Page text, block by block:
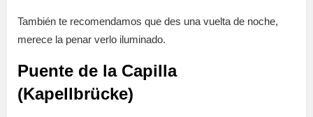
También te recomendamos que des una vuelta de noche,
merece la penar verlo iluminado.
Puente de la Capilla
(Kapellbrücke)